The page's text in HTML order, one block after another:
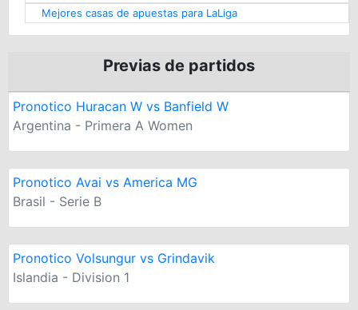
Mejores casas de apuestas para LaLiga
Previas de partidos
Pronotico Huracan W vs Banfield W
Argentina - Primera A Women
Pronotico Avai vs America MG
Brasil - Serie B
Pronotico Volsungur vs Grindavik
Islandia - Division 1